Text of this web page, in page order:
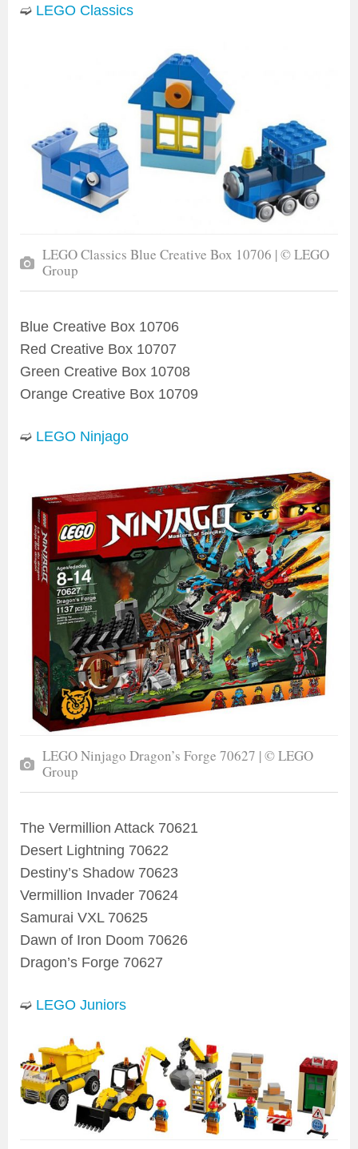
➫ LEGO Classics
LEGO Classics Blue Creative Box 10706 | © LEGO
Group
Blue Creative Box 10706
Red Creative Box 10707
Green Creative Box 10708
Orange Creative Box 10709
➫ LEGO Ninjago
LEGO Ninjago Dragon’s Forge 70627 | © LEGO
Group
The Vermillion Attack 70621
Desert Lightning 70622
Destiny’s Shadow 70623
Vermillion Invader 70624
Samurai VXL 70625
Dawn of Iron Doom 70626
Dragon’s Forge 70627
➫ LEGO Juniors